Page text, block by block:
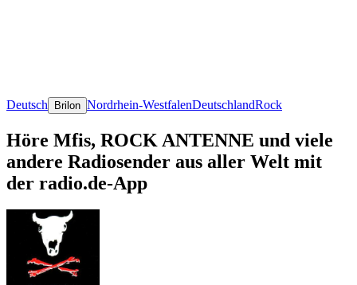
Deutsch Brilon Nordrhein-WestfalenDeutschlandRock
Höre Mfis, ROCK ANTENNE und viele
andere Radiosender aus aller Welt mit
der radio.de-App